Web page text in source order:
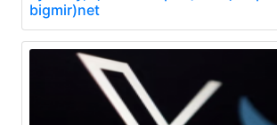
bigmir)net